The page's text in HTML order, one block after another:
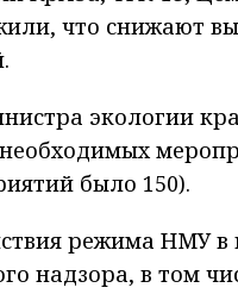
что снижают
экологии
было 150).
режима НМУ в
надзора, в том